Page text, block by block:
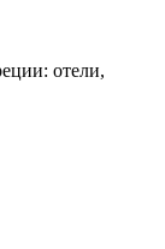
отели,